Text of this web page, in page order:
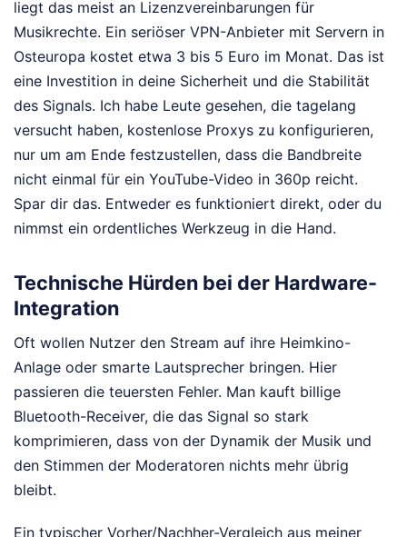
liegt das meist an Lizenzvereinbarungen für
Musikrechte. Ein seriöser VPN-Anbieter mit Servern in
Osteuropa kostet etwa 3 bis 5 Euro im Monat. Das ist
eine Investition in deine Sicherheit und die Stabilität
des Signals. Ich habe Leute gesehen, die tagelang
versucht haben, kostenlose Proxys zu konfigurieren,
nur um am Ende festzustellen, dass die Bandbreite
nicht einmal für ein YouTube-Video in 360p reicht.
Spar dir das. Entweder es funktioniert direkt, oder du
nimmst ein ordentliches Werkzeug in die Hand.
Technische Hürden bei der Hardware-
Integration
Oft wollen Nutzer den Stream auf ihre Heimkino-
Anlage oder smarte Lautsprecher bringen. Hier
passieren die teuersten Fehler. Man kauft billige
Bluetooth-Receiver, die das Signal so stark
komprimieren, dass von der Dynamik der Musik und
den Stimmen der Moderatoren nichts mehr übrig
bleibt.
Ein typischer Vorher/Nachher-Vergleich aus meiner